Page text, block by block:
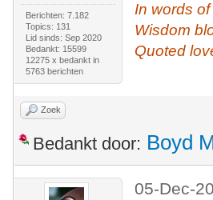
Berichten: 7.182
Topics: 131
Lid sinds: Sep 2020
Bedankt: 15599
12275 x bedankt in
5763 berichten
In words of
Wisdom
Quoted
Zoek
Bedankt door: Boyd
05-Dec-